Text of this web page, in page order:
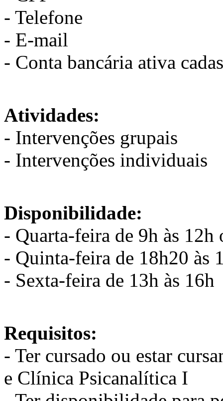
- Telefone
- E-mail
- Conta bancária ativa
Atividades:
- Intervenções grupais
- Intervenções individuais
Disponibilidade:
- Quarta-feira de 9h às 12h
- Quinta-feira de 18h20 às
- Sexta-feira de 13h às 16h
Requisitos:
- Ter cursado ou estar
e Clínica Psicanalítica I